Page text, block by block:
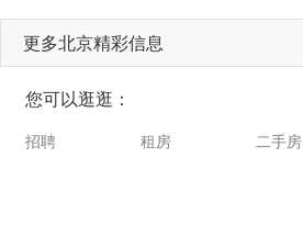
更多北京精彩信息
您可以逛逛：
招聘 租房 二手房